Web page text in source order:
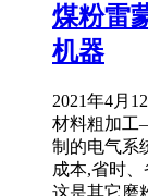
煤粉雷
机器
2021年4月
材料粗加
制的电气系
成本,省时
这是其它磨